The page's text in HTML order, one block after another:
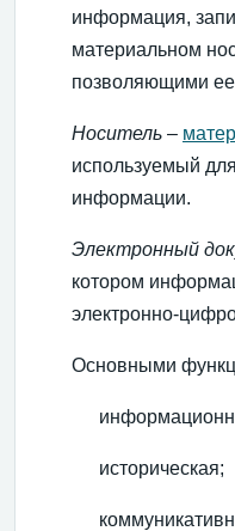
информация,
материальном
позволяющими
Носитель –
используемый
информации.
Электронный
котором
электронно-
Основными
историческая;